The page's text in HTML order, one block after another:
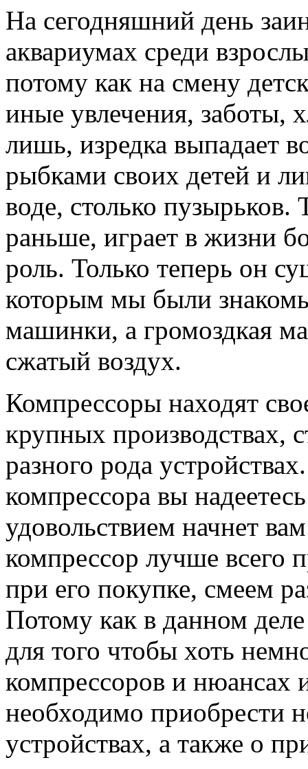
На сегодняшний день
аквариумах среди
потому как на смену
иные увлечения, заботы,
лишь, изредка выпадает
рыбками своих детей и
воде, столько
раньше, играет в жизни
роль. Только теперь он
которым мы были
машинки, а громоздкая
сжатый воздух.
Компрессоры находят
крупных производствах,
разного рода
компрессора вы
удовольствием начнет
компрессор лучше всего
при его покупке, смеем
Потому как в данном
для того чтобы хоть
компрессоров и нюансах
необходимо приобрести
устройствах, а также о